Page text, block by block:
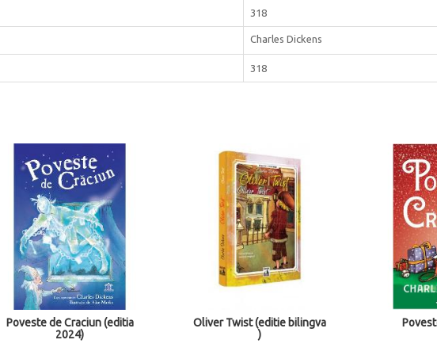
318
Charles Dickens
318
Oliver Twist (editie bilingva
)
Poveste de Craciun